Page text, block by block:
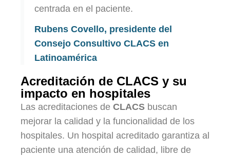
centrada en el paciente.
Rubens Covello, presidente del
Consejo Consultivo CLACS en
Latinoamérica
Acreditación de CLACS y su
impacto en hospitales
Las acreditaciones de CLACS buscan
mejorar la calidad y la funcionalidad de los
hospitales. Un hospital acreditado garantiza al
paciente una atención de calidad, libre de